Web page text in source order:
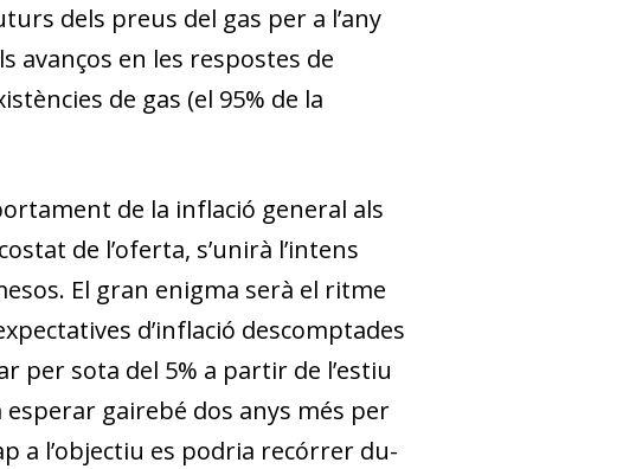
dels preus del gas per a l’any
avanços en les respostes de
de gas (el 95% de la
de la inflació general als
de l’oferta, s’unirà l’intens
El gran enigma serà el ritme
d’inflació descomptades
per sota del 5% a partir de l’estiu
gairebé dos anys més per
a l’objectiu es podria recórrer du­